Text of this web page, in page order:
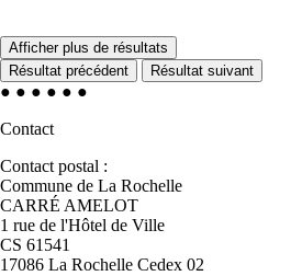
Afficher plus de résultats
Résultat précédent
Résultat suivant
● ● ● ● ● ●
Contact
Contact postal :
Commune de La Rochelle
CARRÉ AMELOT
1 rue de l'Hôtel de Ville
CS 61541
17086 La Rochelle Cedex 02